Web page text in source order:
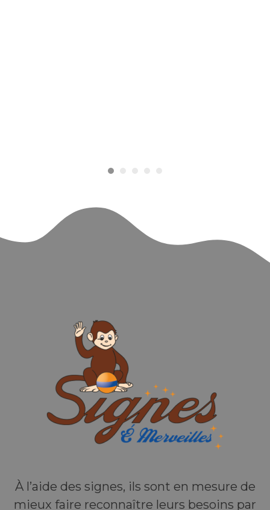
À l’aide des signes, ils sont en mesure de
mieux faire reconnaître leurs besoins par